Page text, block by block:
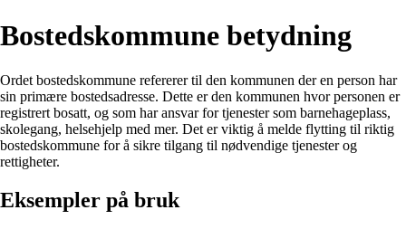
Bostedskommune betydning
Ordet bostedskommune refererer til den kommunen der en person har
sin primære bostedsadresse. Dette er den kommunen hvor personen er
registrert bosatt, og som har ansvar for tjenester som barnehageplass,
skolegang, helsehjelp med mer. Det er viktig å melde flytting til riktig
bostedskommune for å sikre tilgang til nødvendige tjenester og
rettigheter.
Eksempler på bruk